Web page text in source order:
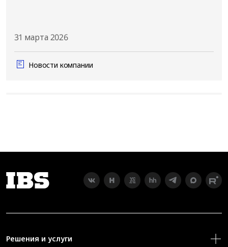
31 марта 2026
Новости компании
Решения и услуги